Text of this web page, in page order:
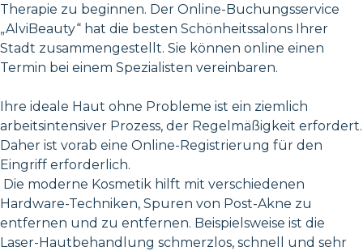
Therapie zu beginnen. Der Online-Buchungsservice
„AlviBeauty“ hat die besten Schönheitssalons Ihrer
Stadt zusammengestellt. Sie können online einen
Termin bei einem Spezialisten vereinbaren.
Ihre ideale Haut ohne Probleme ist ein ziemlich
arbeitsintensiver Prozess, der Regelmäßigkeit erfordert.
Daher ist vorab eine Online-Registrierung für den
Eingriff erforderlich.
Die moderne Kosmetik hilft mit verschiedenen
Hardware-Techniken, Spuren von Post-Akne zu
entfernen und zu entfernen. Beispielsweise ist die
Laser-Hautbehandlung schmerzlos, schnell und sehr